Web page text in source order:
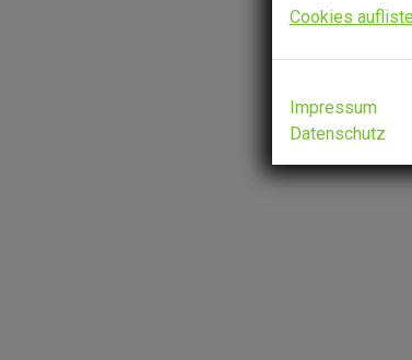
Cookies
Impressum
Datenschutz